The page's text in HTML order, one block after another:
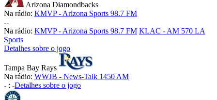
Arizona Diamondbacks
Na rádio: KMVP - Arizona Sports 98.7 FM
--
Na rádio: KMVP - Arizona Sports 98.7 FM KLAC - AM 570 LA
Sports
Detalhes sobre o jogo
Tampa Bay Rays
Na rádio: WWJB - News-Talk 1450 AM
- : -Detalhes sobre o jogo